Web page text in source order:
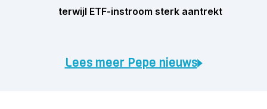
terwijl ETF-instroom sterk aantrekt
Lees meer Pepe nieuws